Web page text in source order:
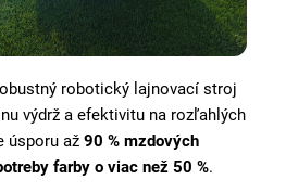
robotický lajnovací stroj
výdrž a efektivitu na rozľahlých
úsporu až 90 % mzdových
farby o viac než 50 %.